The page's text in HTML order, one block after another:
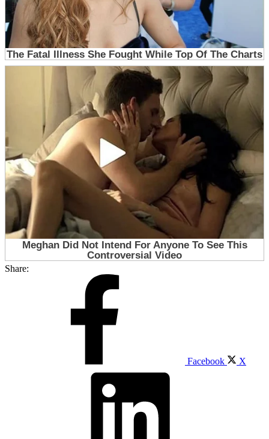
Share:
Facebook X